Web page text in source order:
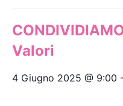
Valori
4 Giugno 2025 @ 9:00